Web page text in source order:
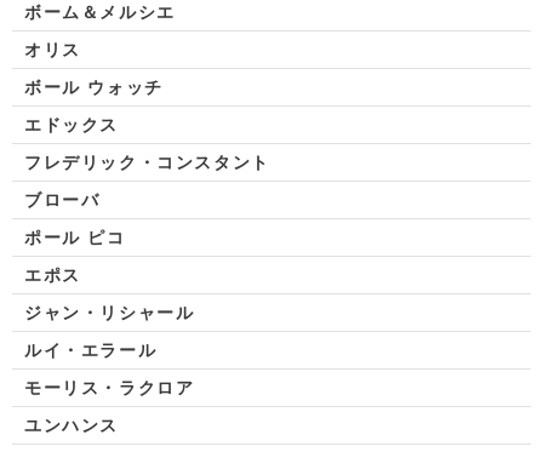
ボーム＆メルシエ
オリス
ボール ウォッチ
エドックス
フレデリック・コンスタント
ブローバ
ポール ピコ
エポス
ジャン・リシャール
ルイ・エラール
モーリス・ラクロア
ユンハンス